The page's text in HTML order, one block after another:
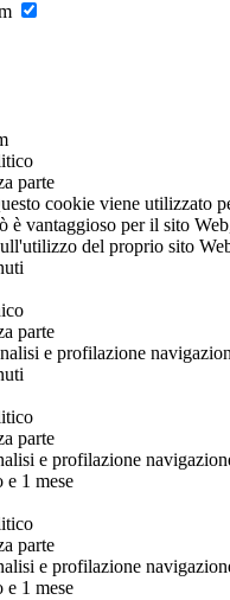
parte
cookie viene utilizzato
è vantaggioso per il sito
del proprio sito
parte
e profilazione
parte
e profilazione
e 1 mese
parte
e profilazione
e 1 mese